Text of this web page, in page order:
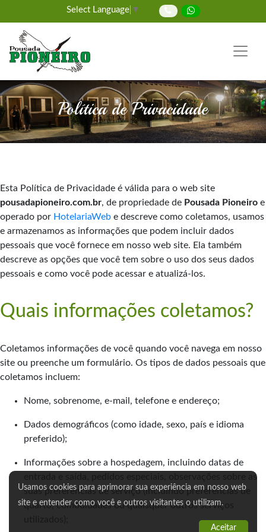
Select Language ▼
Política de Privacidade
Esta Política de Privacidade é válida para o web site
pousadapioneiro.com.br, de propriedade de Pousada Pioneiro e
operado por HotelariaWeb e descreve como coletamos, usamos
e armazenamos as informações que podem incluir dados
pessoais que você fornece em nosso web site. Ela também
descreve as opções que você tem sobre o uso dos seus dados
pessoais e como você pode acessar e atualizá-los.
Quais informações coletamos?
Coletamos informações de você quando você navega em nosso
site ou preenche um formulário. Os tipos de dados pessoais que
coletamos incluem:
Nome, sobrenome, e-mail, telefone e endereço;
Dados demográficos (como idade, sexo, país e idioma
preferido);
Informações sobre a hospedagem, incluindo datas de
entrada e saída, pedidos especiais, observações sobre as
suas preferências de serviço (incluindo preferências de
quarto, comodidades ou quaisquer outros serviços
Usamos cookies para aprimorar sua experiência em nosso web
site e entender como você e outros visitantes o utilizam.
Aceitar